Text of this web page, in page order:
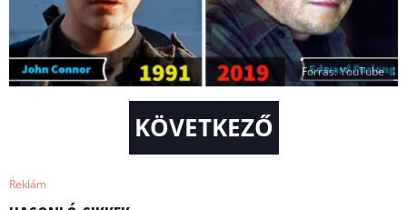
Forrás: YouTube
KÖVETKEZŐ
Reklám